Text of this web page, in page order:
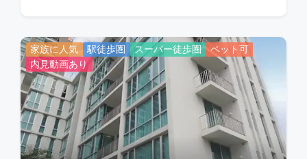
家族に人気 駅徒歩圏 スーパー徒歩圏
ペット可
内見動画あり